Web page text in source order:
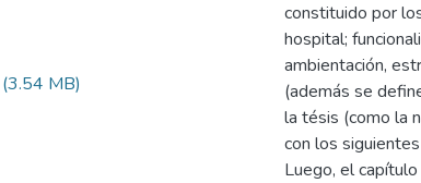
(3.54 MB)
constituido por
hospital;
ambientación,
(además se
la tésis (como la
con los
Luego, el